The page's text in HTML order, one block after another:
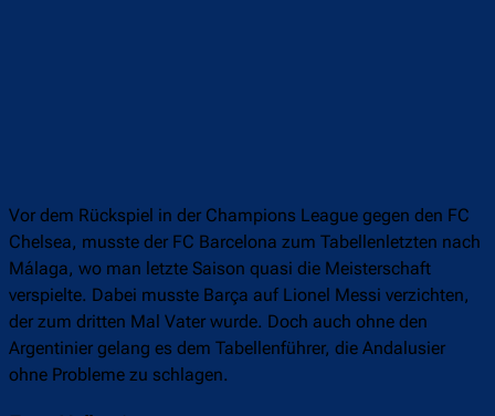
Vor dem Rückspiel in der Champions League gegen den FC
Chelsea, musste der FC Barcelona zum Tabellenletzten nach
Málaga, wo man letzte Saison quasi die Meisterschaft
verspielte. Dabei musste Barça auf Lionel Messi verzichten,
der zum dritten Mal Vater wurde. Doch auch ohne den
Argentinier gelang es dem Tabellenführer, die Andalusier
ohne Probleme zu schlagen.